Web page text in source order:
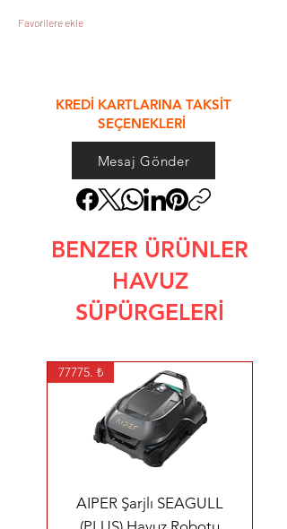
Favorilere ekle
KREDİ KARTLARINA TAKSİT
SEÇENEKLERİ
Mesaj Gönder
BENZER ÜRÜNLER
HAVUZ
SÜPÜRGELERİ
77775. ₺
AIPER Şarjlı SEAGULL